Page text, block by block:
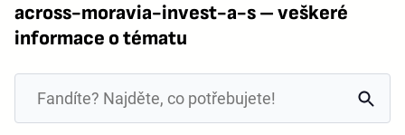
across-moravia-invest-a-s – veškeré
informace o tématu